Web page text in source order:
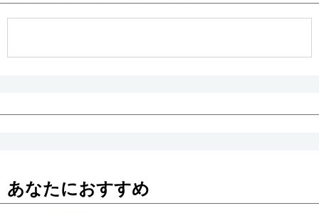
公式SNS
あなたにおすすめ